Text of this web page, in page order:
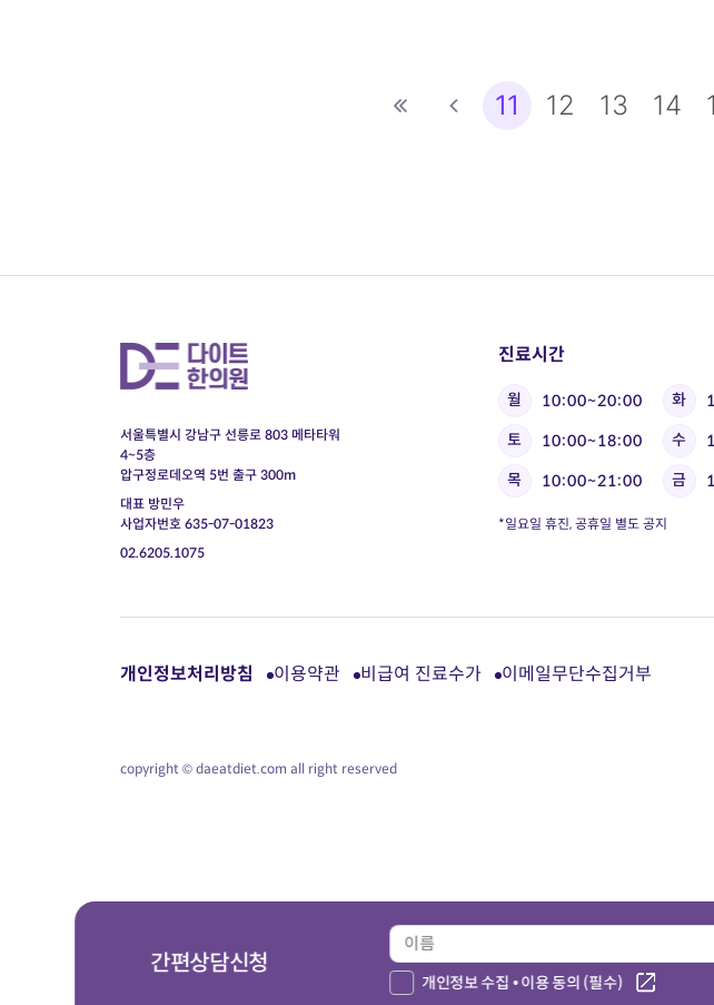
11 12 13 14
다음맨끝
서울특별시 강남구 선릉로 803 메타타워
4~5층
압구정로데오역 5번 출구 300m
대표 방민우
사업자번호 635-07-01823
02.6205.1075
진료시간
월 10:00~20:00 화
토
10:00~18:00 수
목
10:00~21:00 금
*일요일 휴진, 공휴일 별도 공지
개인정보처리방침 이용약관 비급여 진료수가 이메일무단수집거부
copyright © daeatdiet.com all right reserved
간편상담신청
개인정보 수집 • 이용 동의 (필수)